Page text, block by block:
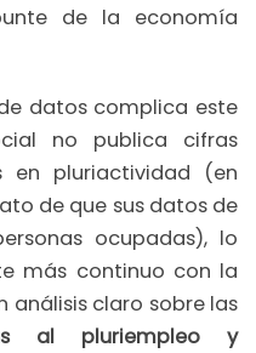
de la economía
datos complica este
no publica cifras
en pluriactividad (en
de que sus datos de
ocupadas), lo
más continuo con la
análisis claro sobre las
al pluriempleo y